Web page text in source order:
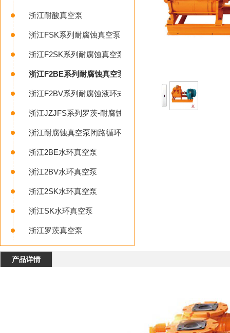
浙江耐酸真空泵
浙江FSK系列耐腐蚀真空泵
浙江F2SK系列耐腐蚀真空泵
浙江F2BE系列耐腐蚀真空泵
浙江F2BV系列耐腐蚀液环式真空泵
浙江JZJFS系列罗茨-耐腐蚀液环真空机组
浙江耐腐蚀真空泵闭路循环系统
浙江2BE水环真空泵
浙江2BV水环真空泵
浙江2SK水环真空泵
浙江SK水环真空泵
浙江罗茨真空泵
产品详情